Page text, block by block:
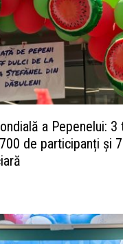
a Pepenelui:
de participanți și